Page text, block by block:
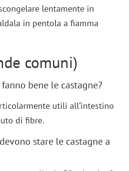
lentamente in
in pentola a fiamma
comuni)
bene le castagne?
utili all’intestino
di fibre.
stare le castagne a